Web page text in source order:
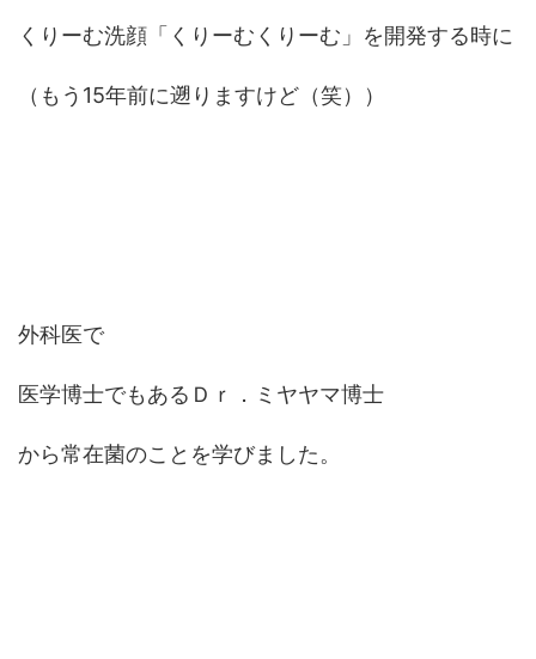
くりーむ洗顔「くりーむくりーむ」を開発する時に
（もう15年前に遡りますけど（笑））
外科医で
医学博士でもあるＤｒ．ミヤヤマ博士
から常在菌のことを学びました。